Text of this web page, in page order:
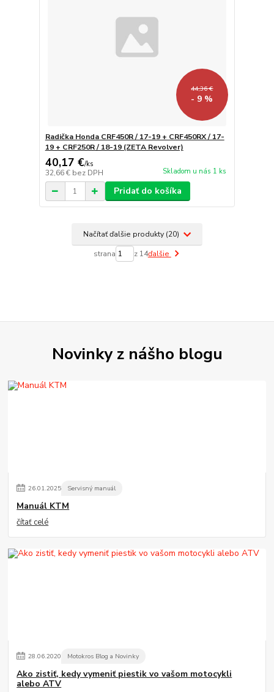
44,36 €
- 9 %
Radička Honda CRF450R / 17-19 + CRF450RX / 17-
19 + CRF250R / 18-19 (ZETA Revolver)
40,17 €/ks
32,66 € bez DPH Skladom u nás 1 ks
Pridať do košíka
Načítať ďalšie produkty (20)
strana z 14ďalšie
Novinky z nášho blogu
26.01.2025 Servisný manuál
Manuál KTM
čítať celé
28.06.2020 Motokros Blog a Novinky
Ako zistiť, kedy vymeniť piestik vo vašom motocykli
alebo ATV